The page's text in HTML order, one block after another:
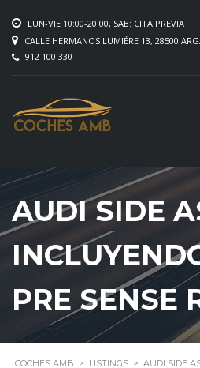
LUN-VIE 10:00-20:00, SAB: CITA PREVIA
CALLE HERMANOS LUMIÉRE 13, 28500
912 100 330
AUDI SIDE
PRE SENSE
COCHES AMB > LISTINGS > AUDI SIDE